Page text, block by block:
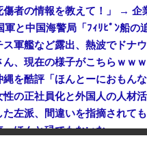
、現在の様子がこちらｗｗ
の正社員化と外国人の人材活
ほんと碌でもないな